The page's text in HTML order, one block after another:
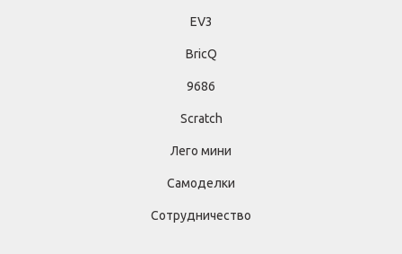
EV3
BricQ
9686
Scratch
Лего мини
Самоделки
Сотрудничество